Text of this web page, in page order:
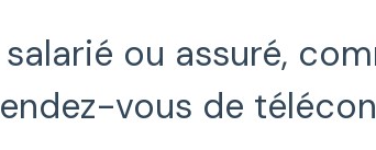
salarié ou assuré,
vous de